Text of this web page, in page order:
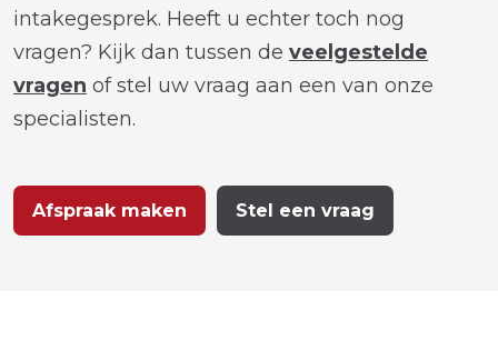
intakegesprek. Heeft u echter toch nog
vragen? Kijk dan tussen de veelgestelde
vragen of stel uw vraag aan een van onze
specialisten.
Afspraak maken Stel een vraag